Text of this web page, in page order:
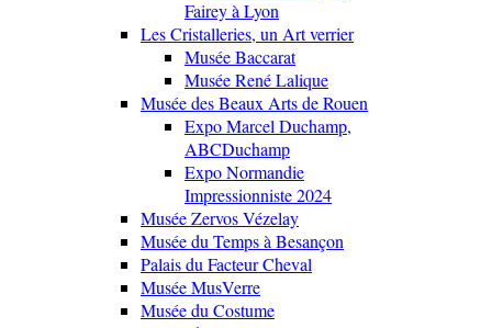
Fairey à Lyon
Les Cristalleries, un Art verrier
Musée Baccarat
Musée René Lalique
Musée des Beaux Arts de Rouen
Expo Marcel Duchamp,
ABCDuchamp
Expo Normandie
Impressionniste 2024
Musée Zervos Vézelay
Musée du Temps à Besançon
Palais du Facteur Cheval
Musée MusVerre
Musée du Costume